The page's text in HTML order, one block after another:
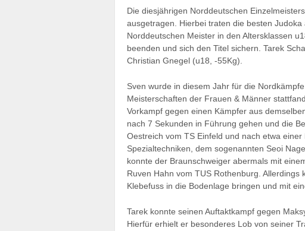
Die diesjährigen Norddeutschen
ausgetragen. Hierbei traten die besten
Norddeutschen Meister in den Altersklassen
beenden und sich den Titel sichern. Tarek
Christian Gnegel (u18, -55Kg).
Sven wurde in diesem Jahr für die
Meisterschaften der Frauen & Männer
Vorkampf gegen einen Kämpfer aus
nach 7 Sekunden in Führung gehen und die
Oestreich vom TS Einfeld und nach etwa
Spezialtechniken, dem sogenannten Seoi
konnte der Braunschweiger abermals mit
Ruven Hahn vom TUS Rothenburg.
Klebefuss in die Bodenlage bringen und mit
Tarek konnte seinen Auftaktkampf gegen
Hierfür erhielt er besonderes Lob von seiner